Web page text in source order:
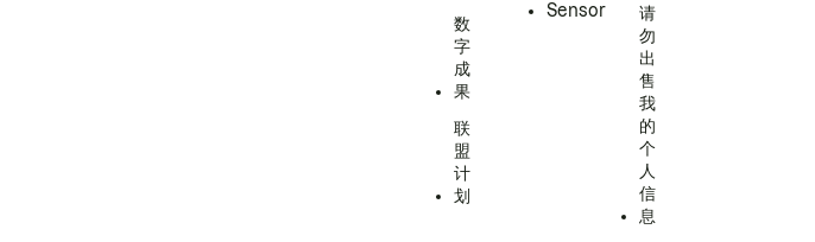
数
字
成
果
联
盟
计
划
Sensor
请
勿
出
售
我
的
个
人
信
息